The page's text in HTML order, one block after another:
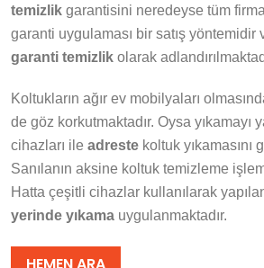
temizlik garantisini neredeyse tüm
garanti uygulaması bir satış yöntemidir
garanti temizlik olarak
Koltukların ağır ev mobilyaları
de göz korkutmaktadır. Oysa yıkamayı
cihazları ile adreste koltuk
Sanılanın aksine koltuk temizleme
Hatta çeşitli cihazlar kullanılarak
yerinde yıkama uygulanmaktadır.